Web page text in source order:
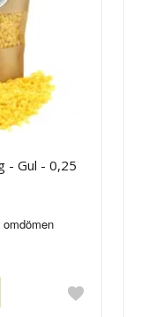
- Gul - 0,25